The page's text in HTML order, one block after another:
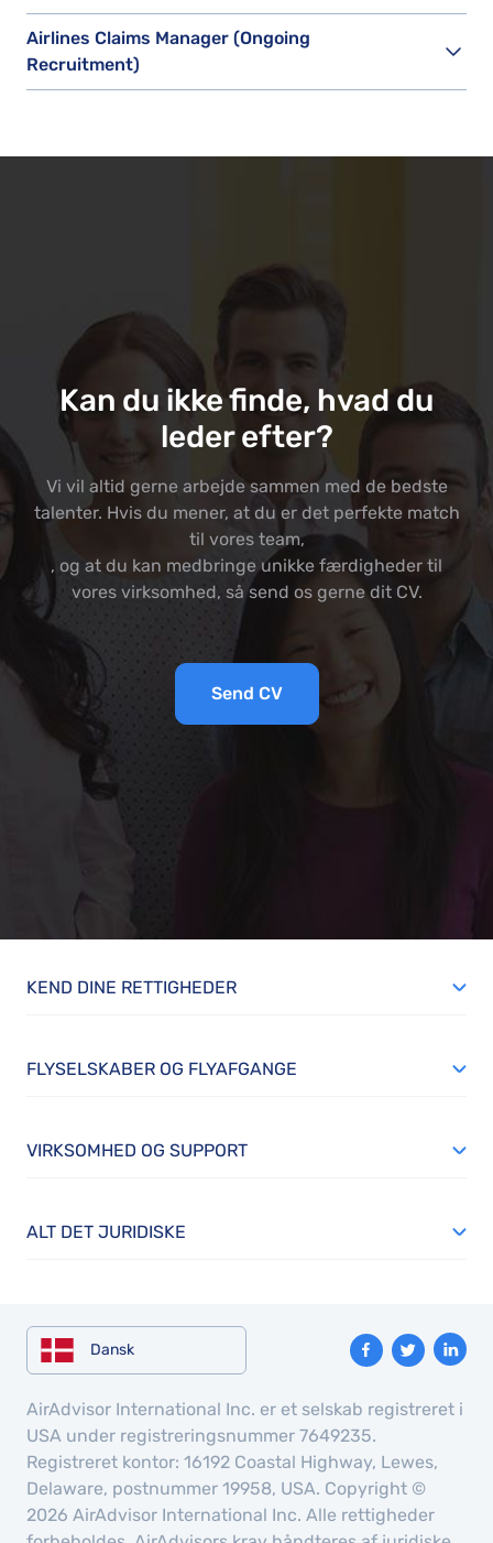
Airlines Claims Manager (Ongoing
Recruitment)
Kan du ikke finde, hvad du
leder efter?
Vi vil altid gerne arbejde sammen med de bedste
talenter. Hvis du mener, at du er det perfekte match
til vores team,
, og at du kan medbringe unikke færdigheder til
vores virksomhed, så send os gerne dit CV.
Send CV
KEND DINE RETTIGHEDER
FLYSELSKABER OG FLYAFGANGE
VIRKSOMHED OG SUPPORT
ALT DET JURIDISKE
Dansk
AirAdvisor International Inc. er et selskab registreret i
USA under registreringsnummer 7649235.
Registreret kontor: 16192 Coastal Highway, Lewes,
Delaware, postnummer 19958, USA. Copyright ©
2026 AirAdvisor International Inc. Alle rettigheder